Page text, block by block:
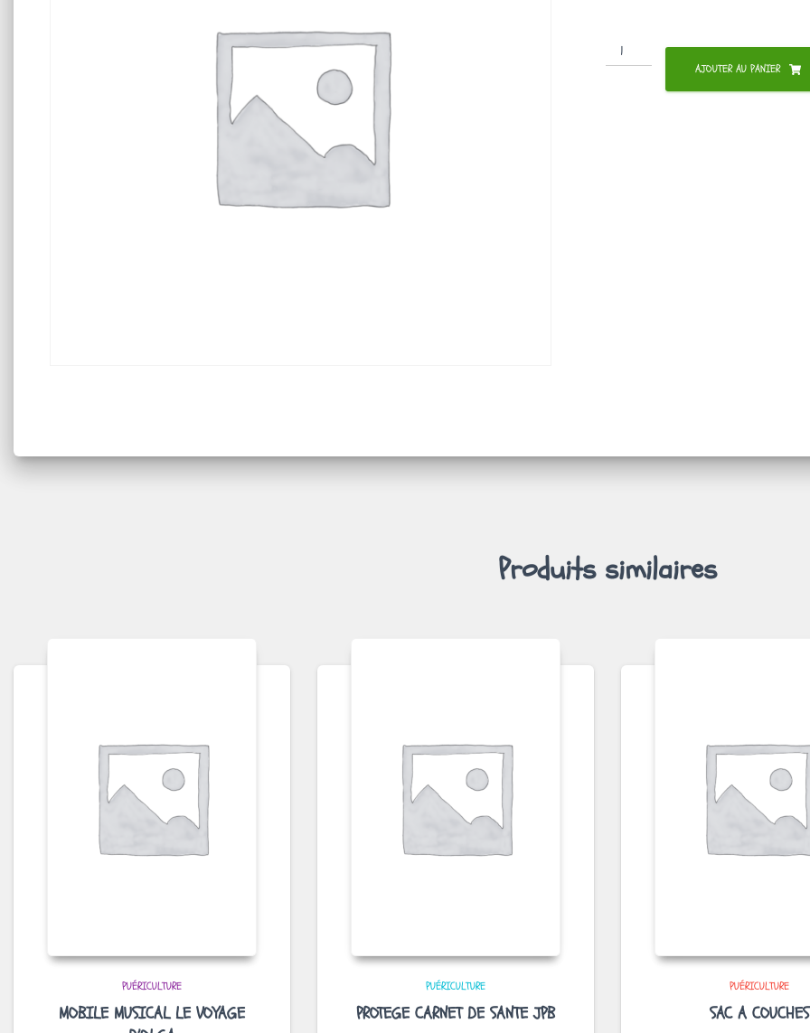
quantité
de
AJOUTER AU PANIER
Produits similaires
PUÉRICULTURE
MOBILE MUSICAL LE VOYAGE
PUÉRICULTURE
PROTEGE CARNET DE SANTE JPB
PUÉRICULTURE
SAC A COUCHES